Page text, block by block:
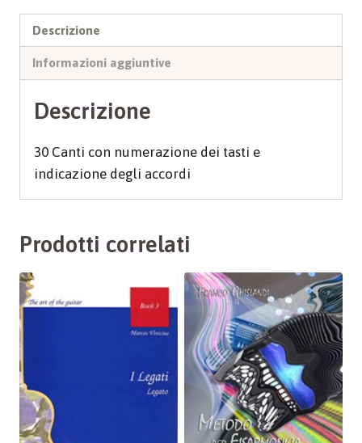
Descrizione
Informazioni aggiuntive
Descrizione
30 Canti con numerazione dei tasti e
indicazione degli accordi
Prodotti correlati